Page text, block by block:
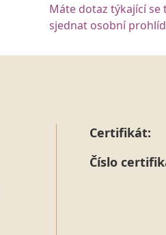
Máte dotaz týkající
sjednat osobní
Certifikát:
Číslo